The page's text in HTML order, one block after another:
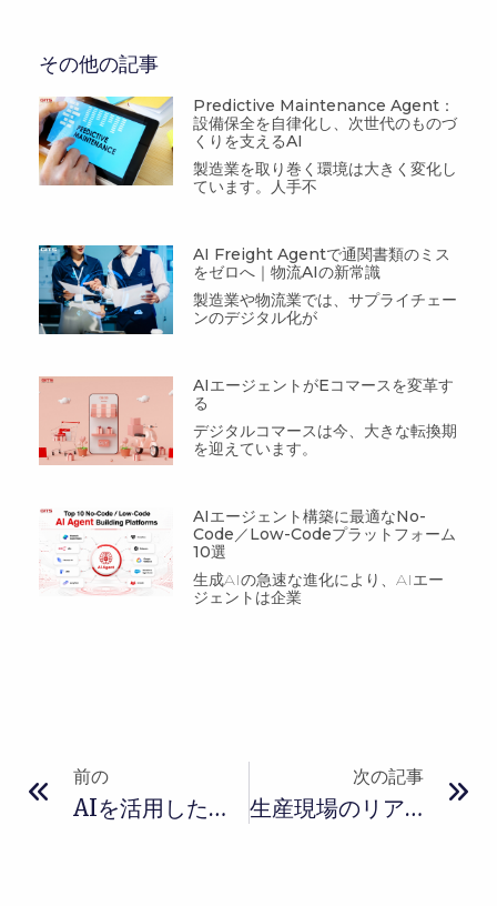
その他の記事
Predictive Maintenance Agent：
設備保全を自律化し、次世代のものづ
くりを支えるAI
製造業を取り巻く環境は大きく変化し
ています。人手不
AI Freight Agentで通関書類のミス
をゼロへ｜物流AIの新常識
製造業や物流業では、サプライチェー
ンのデジタル化が
AIエージェントがEコマースを変革す
る
デジタルコマースは今、大きな転換期
を迎えています。
AIエージェント構築に最適なNo-
Code／Low-Codeプラットフォーム
10選
生成AIの急速な進化により、AIエー
ジェントは企業
前の
AIを活用した車両ナンバープレート認識 – GITSのソリューション
次の記事
生産現場のリアルタイム可視化事例